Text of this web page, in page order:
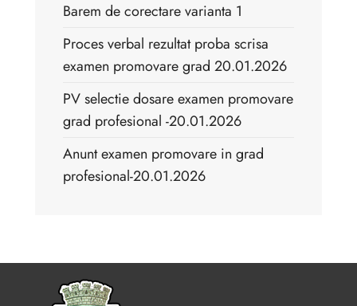
Barem de corectare varianta 1
Proces verbal rezultat proba scrisa
examen promovare grad 20.01.2026
PV selectie dosare examen promovare
grad profesional -20.01.2026
Anunt examen promovare in grad
profesional-20.01.2026